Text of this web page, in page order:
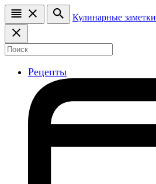
Кулинарные заметки
Рецепты